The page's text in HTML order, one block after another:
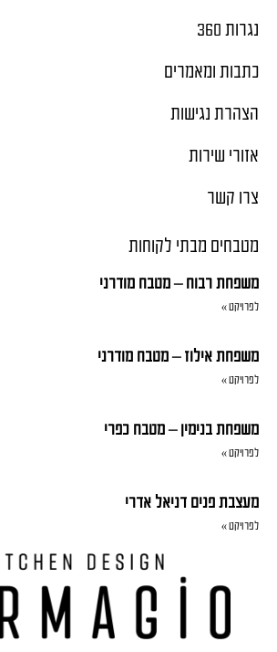
נגרות 360
כתבות ומאמרים
הצהרת נגישות
אזורי שירות
צרו קשר
מטבחים מבתי לקוחות
משפחת רבוח – מטבח מודרני
לפרויקט »
משפחת אילוז – מטבח מודרני
לפרויקט »
משפחת בנימין – מטבח כפרי
לפרויקט »
מעצבת פנים דניאל אדרי
לפרויקט »